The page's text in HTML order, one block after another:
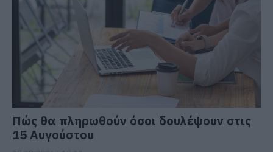
Πώς θα πληρωθούν όσοι δουλέψουν στις
15 Αυγούστου